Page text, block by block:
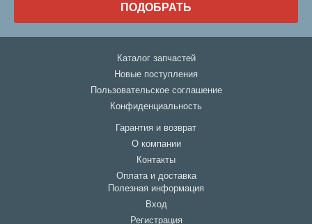
ПОДОБРАТЬ
Каталог запчастей
Новые поступления
Пользовательское соглашение
Конфиденциальность
Гарантия и возврат
О компании
Контакты
Оплата и доставка
Полезная информация
Вход
Регистрация